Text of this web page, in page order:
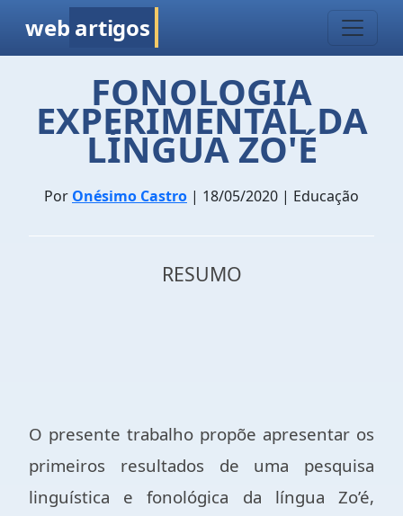
web artigos
FONOLOGIA
EXPERIMENTAL DA
LÍNGUA ZO'É
Por Onésimo Castro | 18/05/2020 | Educação
RESUMO
O presente trabalho propõe apresentar os
primeiros resultados de uma pesquisa
linguística e fonológica da língua Zo’é,